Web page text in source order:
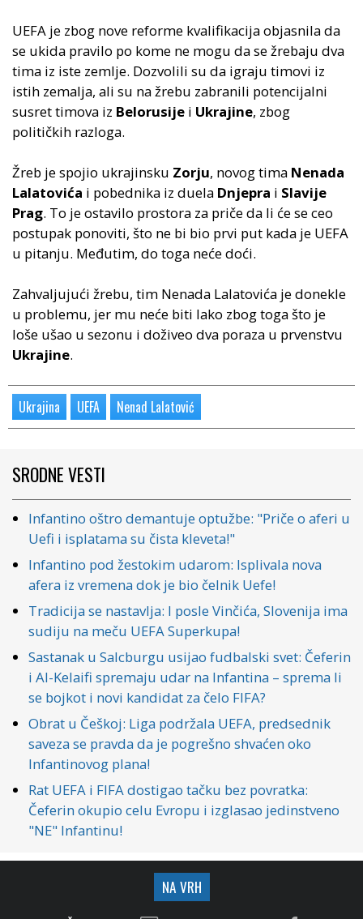
UEFA je zbog nove reforme kvalifikacija objasnila da
se ukida pravilo po kome ne mogu da se žrebaju dva
tima iz iste zemlje. Dozvolili su da igraju timovi iz
istih zemalja, ali su na žrebu zabranili potencijalni
susret timova iz Belorusije i Ukrajine, zbog
političkih razloga.
Žreb je spojio ukrajinsku Zorju, novog tima Nenada
Lalatovića i pobednika iz duela Dnjepra i Slavije
Prag. To je ostavilo prostora za priče da li će se ceo
postupak ponoviti, što ne bi bio prvi put kada je UEFA
u pitanju. Međutim, do toga neće doći.
Zahvaljujući žrebu, tim Nenada Lalatovića je donekle
u problemu, jer mu neće biti lako zbog toga što je
loše ušao u sezonu i doživeo dva poraza u prvenstvu
Ukrajine.
Ukrajina UEFA Nenad Lalatović
SRODNE VESTI
Infantino oštro demantuje optužbe: "Priče o aferi u
Uefi i isplatama su čista kleveta!"
Infantino pod žestokim udarom: Isplivala nova
afera iz vremena dok je bio čelnik Uefe!
Tradicija se nastavlja: I posle Vinčića, Slovenija ima
sudiju na meču UEFA Superkupa!
Sastanak u Salcburgu usijao fudbalski svet: Čeferin
i Al-Kelaifi spremaju udar na Infantina – sprema li
se bojkot i novi kandidat za čelo FIFA?
Obrat u Češkoj: Liga podržala UEFA, predsednik
saveza se pravda da je pogrešno shvaćen oko
Infantinovog plana!
Rat UEFA i FIFA dostigao tačku bez povratka:
Čeferin okupio celu Evropu i izglasao jedinstveno
"NE" Infantinu!
NA VRH